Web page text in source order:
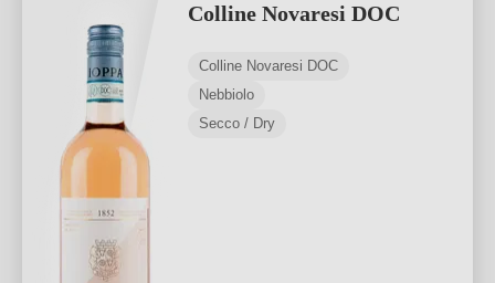
Colline Novaresi DOC
Colline Novaresi DOC
Nebbiolo
Secco / Dry